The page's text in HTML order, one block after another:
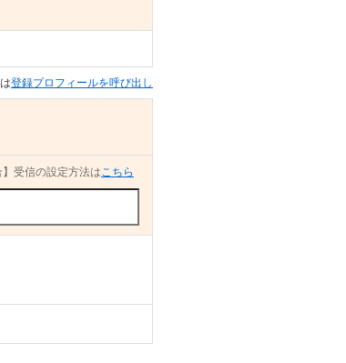
登録プロフィールを呼び出し
受信の設定方法はこちら